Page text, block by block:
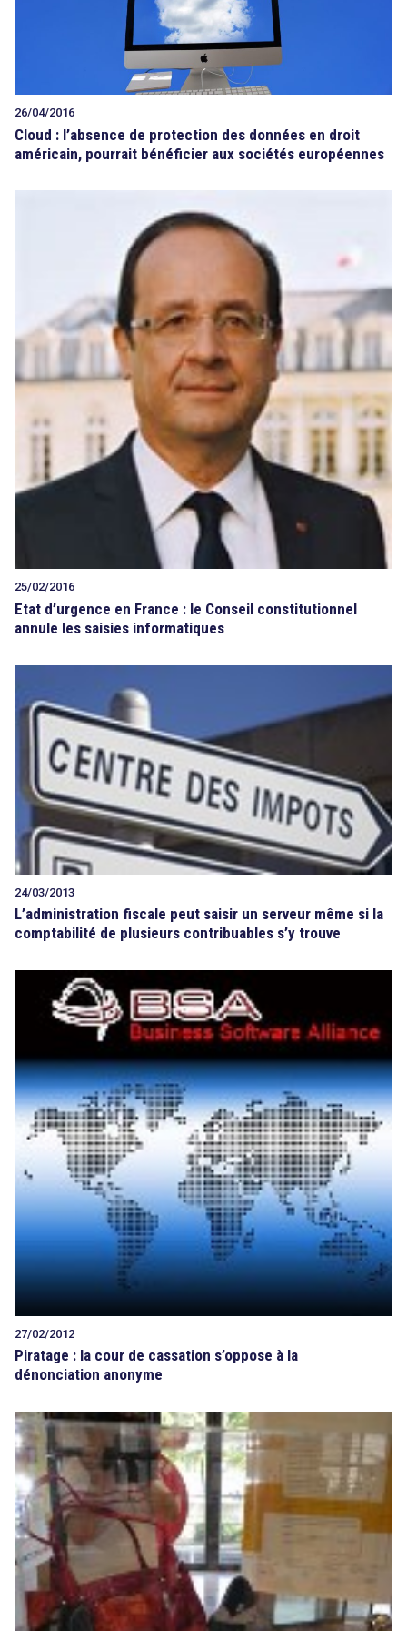
Tout sur le droit de l'innovation
Rechercher
26/04/2016
Cloud : l’absence de protection des données en droit
américain, pourrait bénéficier aux sociétés européennes
25/02/2016
Etat d’urgence en France : le Conseil constitutionnel
annule les saisies informatiques
24/03/2013
L’administration fiscale peut saisir un serveur même si la
comptabilité de plusieurs contribuables s’y trouve
27/02/2012
Piratage : la cour de cassation s’oppose à la
dénonciation anonyme
search